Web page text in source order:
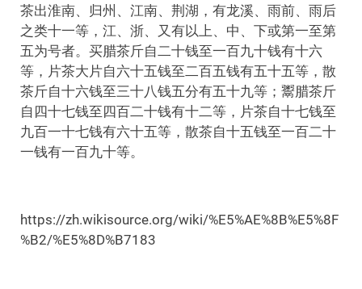
茶出淮南、归州、江南、荆湖，有龙溪、雨前、雨后
之类十一等，江、浙、又有以上、中、下或第一至第
五为号者。买腊茶斤自二十钱至一百九十钱有十六
等，片茶大片自六十五钱至二百五钱有五十五等，散
茶斤自十六钱至三十八钱五分有五十九等；鬻腊茶斤
自四十七钱至四百二十钱有十二等，片茶自十七钱至
九百一十七钱有六十五等，散茶自十五钱至一百二十
一钱有一百九十等。
https://zh.wikisource.org/wiki/%E5%AE%8B%E5%8F
%B2/%E5%8D%B7183